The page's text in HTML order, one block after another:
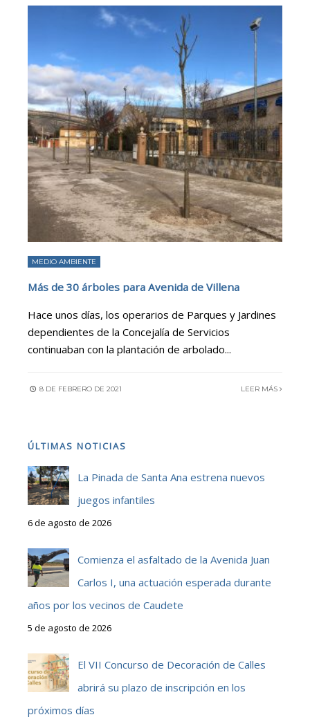
MEDIO AMBIENTE
Más de 30 árboles para Avenida de Villena
Hace unos días, los operarios de Parques y Jardines
dependientes de la Concejalía de Servicios
continuaban con la plantación de arbolado...
8 DE FEBRERO DE 2021 LEER MÁS
ÚLTIMAS NOTICIAS
La Pinada de Santa Ana estrena nuevos
juegos infantiles
6 de agosto de 2026
Comienza el asfaltado de la Avenida Juan
Carlos I, una actuación esperada durante
años por los vecinos de Caudete
5 de agosto de 2026
El VII Concurso de Decoración de Calles
abrirá su plazo de inscripción en los
próximos días